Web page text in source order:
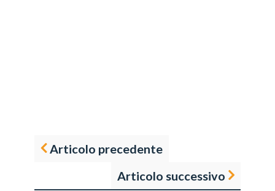
Articolo precedente
Articolo successivo